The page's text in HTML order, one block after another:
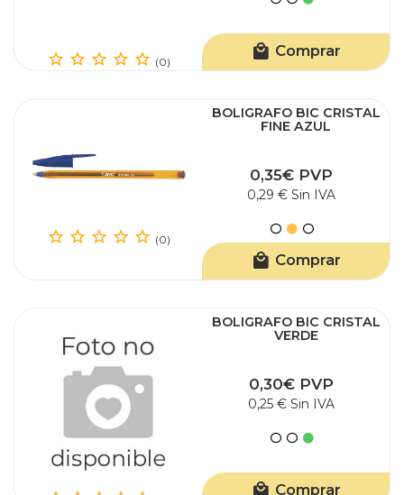
(0)
Comprar
(0)
BOLIGRAFO BIC CRISTAL
FINE AZUL
0,35€ PVP
0,29 € Sin IVA
Comprar
BOLIGRAFO BIC CRISTAL
VERDE
0,30€ PVP
0,25 € Sin IVA
Comprar